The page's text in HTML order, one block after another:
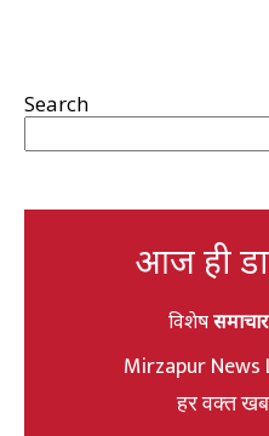
Search
आज ही
विशेषसमाचार
Mirzapur News
हर वक्त